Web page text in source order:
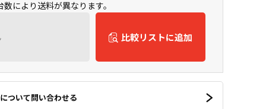
により送料が異なります。
比較リストに追加
ついて問い合わせる